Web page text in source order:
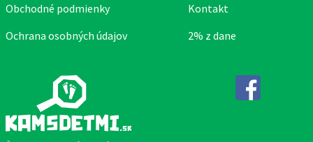
Obchodné podmienky
Ochrana osobných údajov
Kontakt
2% z dane